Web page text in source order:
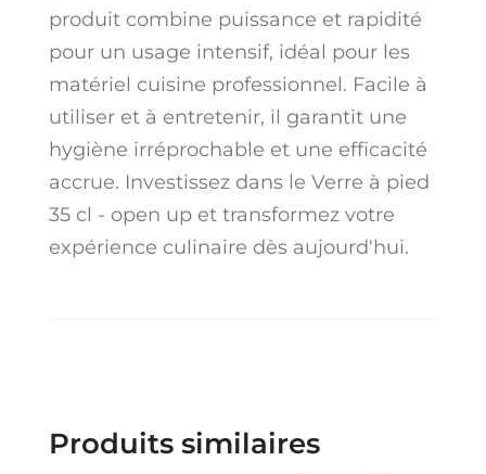
produit combine puissance et rapidité
pour un usage intensif, idéal pour les
matériel cuisine professionnel. Facile à
utiliser et à entretenir, il garantit une
hygiène irréprochable et une efficacité
accrue. Investissez dans le Verre à pied
35 cl - open up et transformez votre
expérience culinaire dès aujourd'hui.
Produits similaires